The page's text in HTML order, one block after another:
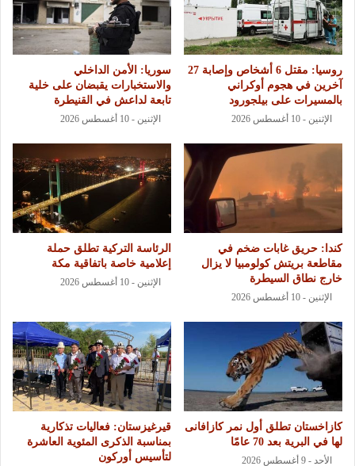
روسيا: مقتل 6 أشخاص وإصابة 27
آخرين في هجوم أوكراني
بالمسيرات على بيلجورود
الإثنين - 10 أغسطس 2026
سوريا: الأمن الداخلي
والاستخبارات يقبضان على خلية
تابعة لداعش في القنيطرة
الإثنين - 10 أغسطس 2026
كندا: حريق غابات ضخم في
مقاطعة بريتش كولومبيا لا يزال
خارج نطاق السيطرة
الإثنين - 10 أغسطس 2026
الرئاسة التركية تطلق حملة
إعلامية خاصة باتفاقية مكة
الإثنين - 10 أغسطس 2026
كازاخستان تطلق أول نمر كازافانى
لها في البرية بعد 70 عامًا
الأحد - 9 أغسطس 2026
قيرغيزستان: فعاليات تذكارية
بمناسبة الذكرى المئوية العاشرة
لتأسيس أوركون